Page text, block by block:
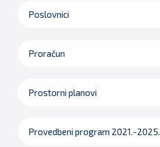
Poslovnici
Proračun
Prostorni planovi
Provedbeni program 2021.-2025.